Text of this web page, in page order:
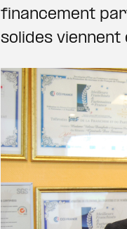
financement
solides viennent